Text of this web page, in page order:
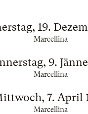
19.
Marcellina
9.
Marcellina
7. April
Marcellina